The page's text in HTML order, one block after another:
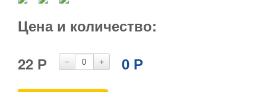
Цена и количество:
22 Р 0 Р